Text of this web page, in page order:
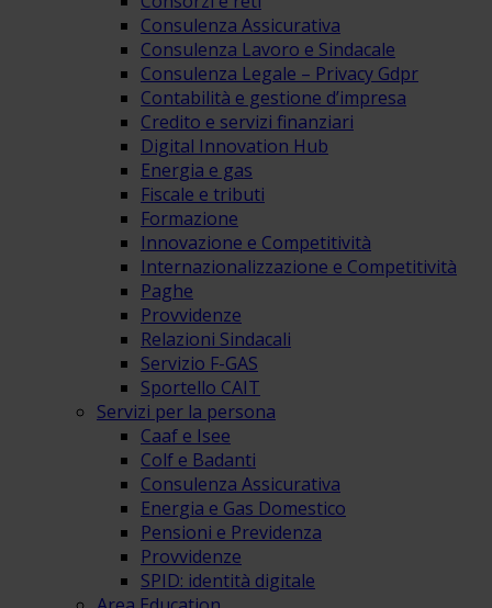
Consulenza Assicurativa
Consulenza Lavoro e Sindacale
Consulenza Legale – Privacy Gdpr
Contabilità e gestione d’impresa
Credito e servizi finanziari
Digital Innovation Hub
Energia e gas
Fiscale e tributi
Formazione
Innovazione e Competitività
Internazionalizzazione e Competitività
Paghe
Provvidenze
Relazioni Sindacali
Servizio F-GAS
Sportello CAIT
Servizi per la persona
Caaf e Isee
Colf e Badanti
Consulenza Assicurativa
Energia e Gas Domestico
Pensioni e Previdenza
Provvidenze
SPID: identità digitale